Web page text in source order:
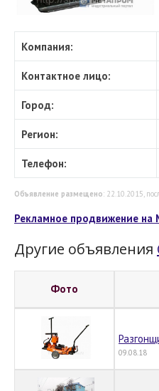
Компания:
Контактное лицо:
Город:
Регион:
Телефон:
Объявление размещено: 22.10.2015,
Рекламное продвижение на
Другие объявления
Фото
09.08.18